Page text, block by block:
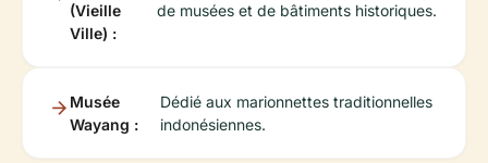
(Vieille
Ville) :
de musées et de bâtiments historiques.
Musée
Wayang :
Dédié aux marionnettes traditionnelles
indonésiennes.